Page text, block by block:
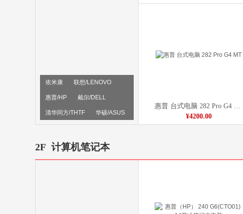
依米康 联想/LENOVO
惠普/HP 戴尔/DELL
清华同方/THTF 华硕/ASUS
联想/ThinkPad
惠普 台式电脑 282 Pro G4 MT
¥4200.00
2F 计算机笔记本